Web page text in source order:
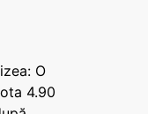
O
4.90